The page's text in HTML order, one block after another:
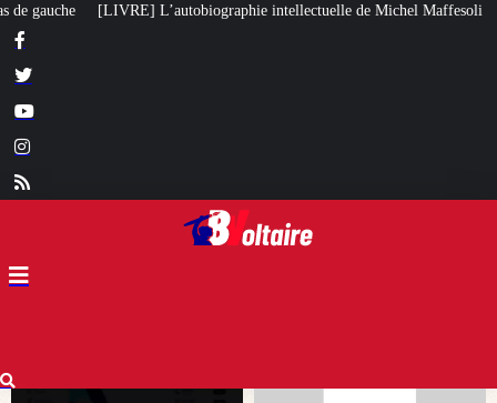
intellectuelle de Michel Maffesoli Pour regagner son influence en